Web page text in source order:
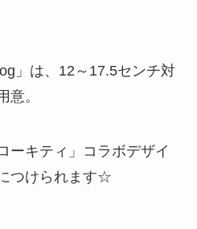
」は、12～17.5センチ対
意。
ーキティ」コラボデザイ
つけられます☆